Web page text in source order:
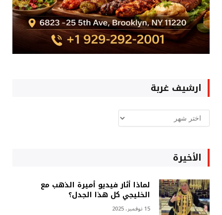
ارشيف غربة
ارشيف
غربة
الأخيرة
لماذا أثار فيديو أميرة الذهب مع
الخليجي كل هذا الجدل؟
15 نوفمبر، 2025